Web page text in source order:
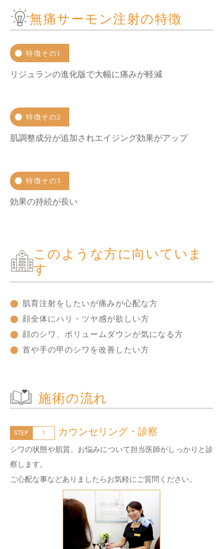
無痛サーモン注射の特徴
特徴その1
リジュランの進化版で大幅に痛みが軽減
特徴その2
肌調整成分が追加されエイジング効果がアップ
特徴その3
効果の持続が長い
このような方に向いていま
す
肌育注射をしたいが痛みが心配な方
顔全体にハリ・ツヤ感が欲しい方
顔のシワ、ボリュームダウンが気になる方
首や手の甲のシワを改善したい方
施術の流れ
STEP 1 カウンセリング・診察
シワの状態や肌質、お悩みについて担当医師がしっかりと診
察します。
ご心配な事などありましたらお気軽にご質問ください。